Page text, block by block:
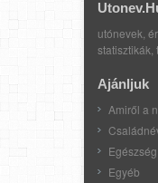
utónevek,
statisztikák,
Ajánljuk
Amiről a
Egészség
Egyéb